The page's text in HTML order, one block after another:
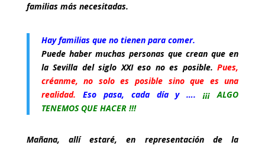
familias más necesitadas.
Hay familias que no tienen para comer.
Puede haber muchas personas que crean que en
la Sevilla del siglo XXI eso no es posible. Pues,
créanme, no solo es posible sino que es una
realidad. Eso pasa, cada día y ….¡¡¡ ALGO
TENEMOS QUE HACER !!!
Mañana, allí estaré, en representación de la